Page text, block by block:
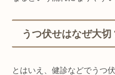
うつ伏せはなぜ大切
とはいえ、健診などでうつ